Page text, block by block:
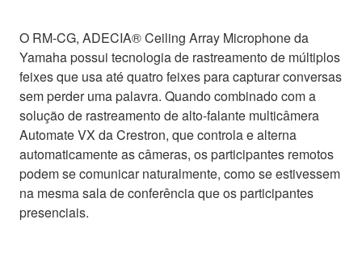
O RM-CG, ADECIA® Ceiling Array Microphone da
Yamaha possui tecnologia de rastreamento de múltiplos
feixes que usa até quatro feixes para capturar conversas
sem perder uma palavra. Quando combinado com a
solução de rastreamento de alto-falante multicâmera
Automate VX da Crestron, que controla e alterna
automaticamente as câmeras, os participantes remotos
podem se comunicar naturalmente, como se estivessem
na mesma sala de conferência que os participantes
presenciais.